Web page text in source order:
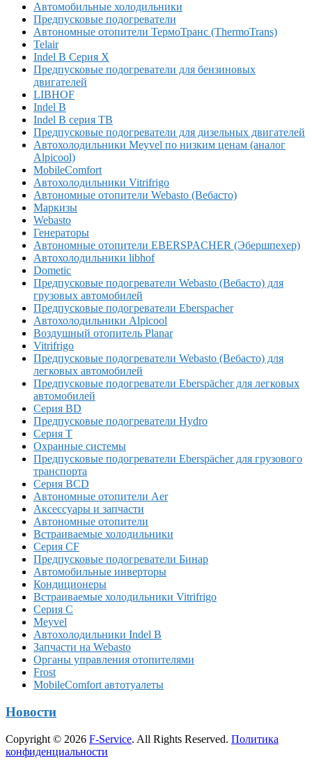
Автомобильные холодильники
Предпусковые подогреватели
Автономные отопители ТермоТранс (ThermoTrans)
Telair
Indel B Серия X
Предпусковые подогреватели для бензиновых
двигателей
LIBHOF
Indel B
Indel B серия TB
Предпусковые подогреватели для дизельных двигателей
Автохолодильники Meyvel по низким ценам (аналог
Alpicool)
MobileComfort
Автохолодильники Vitrifrigo
Автономные отопители Webasto (Вебасто)
Маркизы
Webasto
Генераторы
Автономные отопители EBERSPACHER (Эбершпехер)
Автохолодильники libhof
Dometic
Предпусковые подогреватели Webasto (Вебасто) для
грузовых автомобилей
Предпусковые подогреватели Eberspacher
Автохолодильники Alpicool
Воздушный отопитель Planar
Vitrifrigo
Предпусковые подогреватели Webasto (Вебасто) для
легковых автомобилей
Предпусковые подогреватели Eberspächer для легковых
автомобилей
Серия BD
Предпусковые подогреватели Hydro
Серия T
Охранные системы
Предпусковые подогреватели Eberspächer для грузового
транспорта
Серия BCD
Автономные отопители Аer
Аксессуары и запчасти
Автономные отопители
Встраиваемые холодильники
Серия CF
Предпусковые подогреватели Бинар
Автомобильные инверторы
Кондиционеры
Встраиваемые холодильники Vitrifrigo
Серия C
Meyvel
Автохолодильники Indel B
Запчасти на Webasto
Органы управления отопителями
Frost
MobileComfort автотуалеты
Новости
Copyright © 2026 F-Service. All Rights Reserved. Политика
конфиденциальности